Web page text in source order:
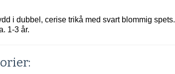
i dubbel, cerise trikå med svart blommig spets.
1-3 år.